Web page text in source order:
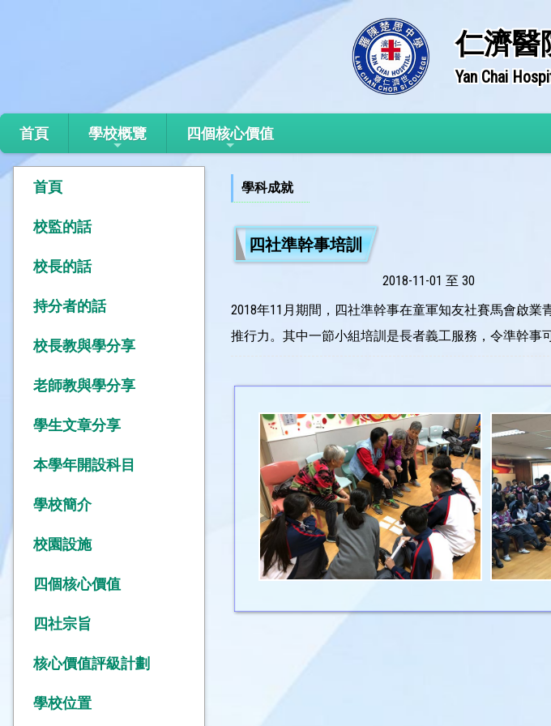
仁濟醫
Yan Chai
首頁 學校概覽 四個核心價值
首頁
校監的話
校長的話
持分者的話
校長教與學分享
老師教與學分享
學生文章分享
本學年開設科目
學校簡介
校園設施
四個核心價值
四社宗旨
核心價值評級計劃
學校位置
學科成就
四社準幹事培訓
2018-11-01 至 30
2018年11月期間，四社準幹事在童軍知友社賽馬會啟
推行力。其中一節小組培訓是長者義工服務，令準幹事